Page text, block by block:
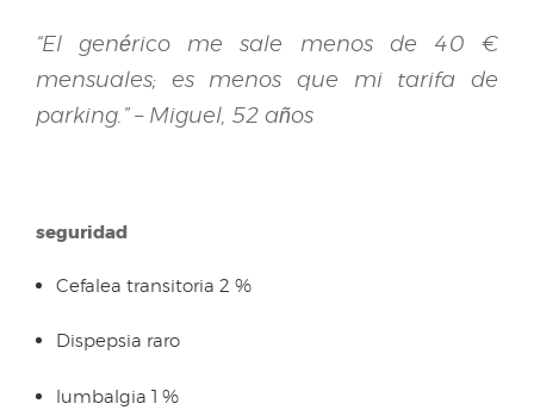
“El genérico me sale menos de 40 €
mensuales; es menos que mi tarifa de
parking.” – Miguel, 52 años
seguridad
Cefalea transitoria 2 %
Dispepsia raro
lumbalgia 1 %